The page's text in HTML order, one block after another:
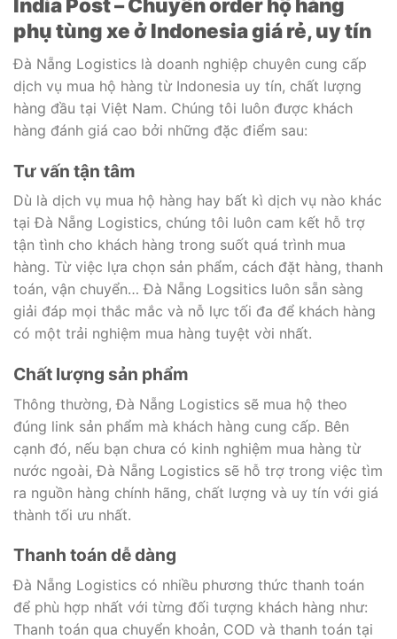
phụ tùng xe ở Indonesia giá rẻ, uy tín
Đà Nẵng Logistics là doanh nghiệp chuyên cung cấp
dịch vụ mua hộ hàng từ Indonesia uy tín, chất lượng
hàng đầu tại Việt Nam. Chúng tôi luôn được khách
hàng đánh giá cao bởi những đặc điểm sau:
Tư vấn tận tâm
Dù là dịch vụ mua hộ hàng hay bất kì dịch vụ nào khác
tại Đà Nẵng Logistics, chúng tôi luôn cam kết hỗ trợ
tận tình cho khách hàng trong suốt quá trình mua
hàng. Từ việc lựa chọn sản phẩm, cách đặt hàng, thanh
toán, vận chuyển… Đà Nẵng Logsitics luôn sẵn sàng
giải đáp mọi thắc mắc và nỗ lực tối đa để khách hàng
có một trải nghiệm mua hàng tuyệt vời nhất.
Chất lượng sản phẩm
Thông thường, Đà Nẵng Logistics sẽ mua hộ theo
đúng link sản phẩm mà khách hàng cung cấp. Bên
cạnh đó, nếu bạn chưa có kinh nghiệm mua hàng từ
nước ngoài, Đà Nẵng Logistics sẽ hỗ trợ trong việc tìm
ra nguồn hàng chính hãng, chất lượng và uy tín với giá
thành tối ưu nhất.
Thanh toán dễ dàng
Đà Nẵng Logistics có nhiều phương thức thanh toán
để phù hợp nhất với từng đối tượng khách hàng như:
Thanh toán qua chuyển khoản, COD và thanh toán tại